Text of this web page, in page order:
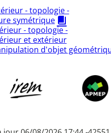
- topologie -
symétrique
- topologie -
et extérieur
d'objet